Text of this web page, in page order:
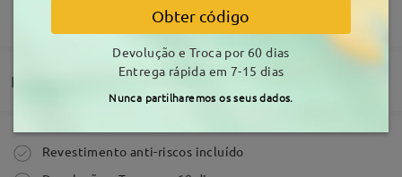
Os óculos chegaram porém a caixa veio quebrada.
onJun 18 , 2026
MOSTRAR MAIS
Entrega
Comprar
Revestimento anti-riscos incluído
Obter código
Devolução e Troca por 60 dias
Entrega rápida em 7-15 dias
Nunca partilharemos os seus dados.